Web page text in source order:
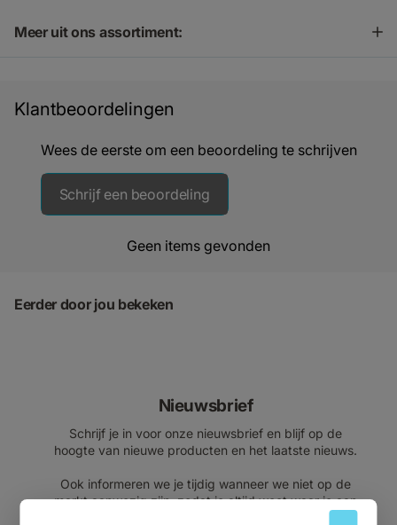
Meer uit ons assortiment:
Klantbeoordelingen
Wees de eerste om een beoordeling te schrijven
Schrijf een beoordeling
Geen items gevonden
Eerder door jou bekeken
Nieuwsbrief
Schrijf je in voor onze nieuwsbrief en blijf op de
hoogte van nieuwe producten en het laatste nieuws.
Ook informeren we je tijdig wanneer we niet op de
markt aanwezig zijn, zodat je altijd weet waar je aan